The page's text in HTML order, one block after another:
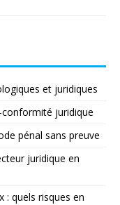
et juridiques
conformité juridique
pénal sans preuve
juridique en
: quels risques en